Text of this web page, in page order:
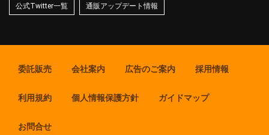
公式Twitter一覧 通販アップデート情報
委託販売 会社案内 広告のご案内 採用情報
利用規約 個人情報保護方針 ガイドマップ
お問合せ